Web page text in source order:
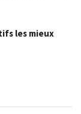
les mieux